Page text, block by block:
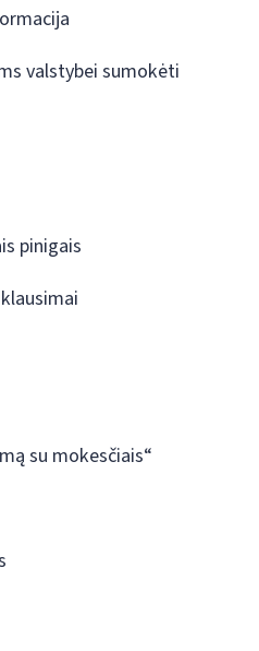
valstybei sumokėti
pinigais
su mokesčiais“